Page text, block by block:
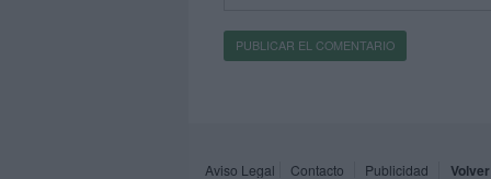
Aviso Legal Contacto Publicidad